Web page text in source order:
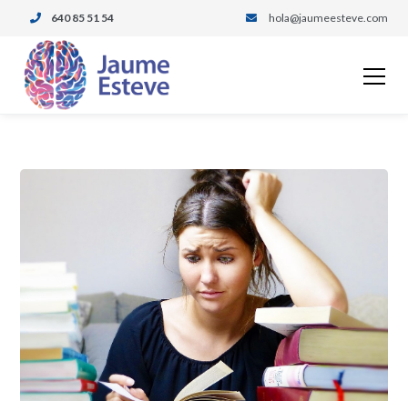
640 85 51 54 hola@jaumeesteve.com